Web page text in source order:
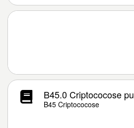
B45.0 Criptococose
B45 Criptococose